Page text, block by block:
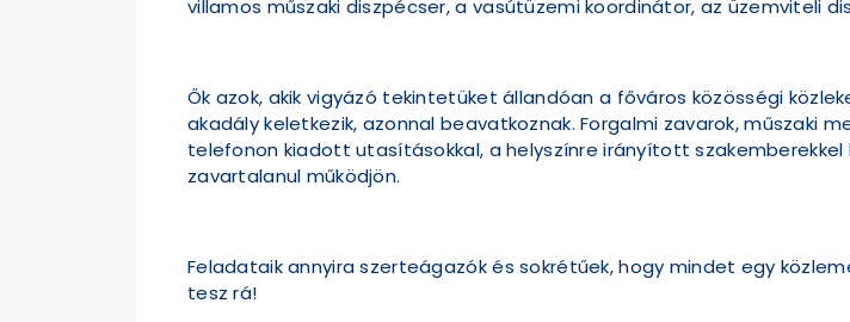
villamos műszaki diszpécser, a vasútüzemi koordinátor, az üzemviteli
Ők azok, akik vigyázó tekintetüket állandóan a főváros közösségi
akadály keletkezik, azonnal beavatkoznak. Forgalmi zavarok, műszaki
telefonon kiadott utasításokkal, a helyszínre irányított
zavartalanul működjön.
Feladataik annyira szerteágazók és sokrétűek, hogy mindet egy
tesz rá!